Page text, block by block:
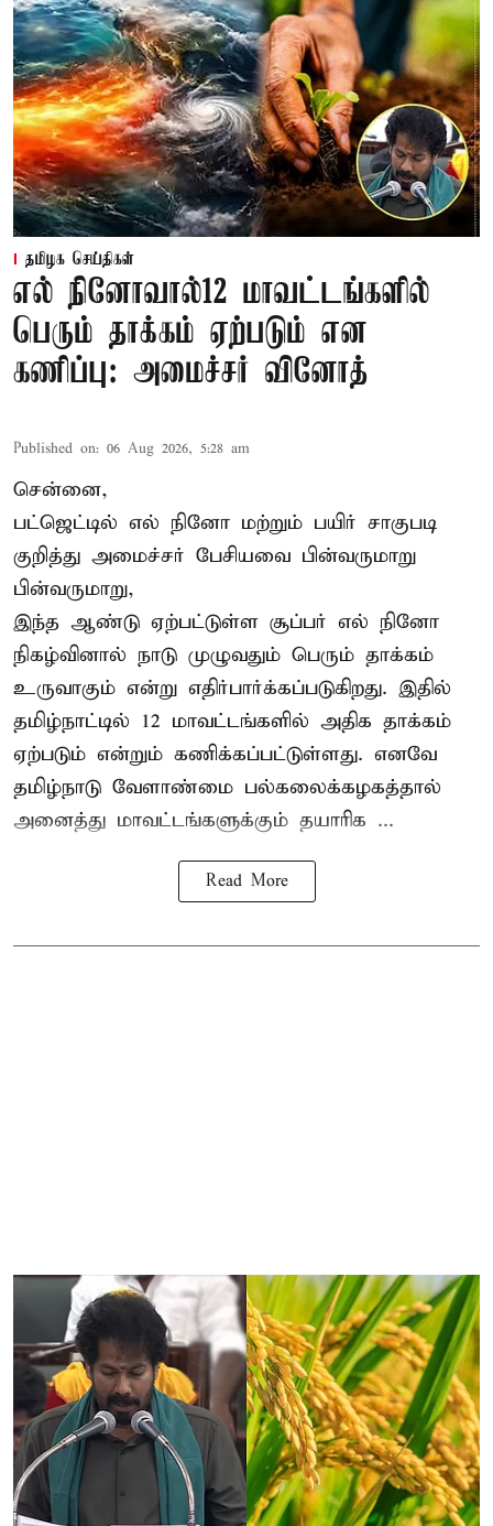
தமிழக செய்திகள்
எல் நினோவால்12 மாவட்டங்களில்
பெரும் தாக்கம் ஏற்படும் என
கணிப்பு: அமைச்சர் வினோத்
Published on: 06 Aug 2026, 5:28 am
சென்னை,
பட்ஜெட்டில் எல் நினோ மற்றும் பயிர் சாகுபடி
குறித்து அமைச்சர் பேசியவை பின்வருமாறு
பின்வருமாறு,
இந்த ஆண்டு ஏற்பட்டுள்ள சூப்பர் எல் நினோ
நிகழ்வினால் நாடு முழுவதும் பெரும் தாக்கம்
உருவாகும் என்று எதிர்பார்க்கப்படுகிறது. இதில்
தமிழ்நாட்டில் 12 மாவட்டங்களில் அதிக தாக்கம்
ஏற்படும் என்றும் கணிக்கப்பட்டுள்ளது. எனவே
தமிழ்நாடு வேளாண்மை பல்கலைக்கழகத்தால்
அனைத்து மாவட்டங்களுக்கும் தயாரிக ...
Read More